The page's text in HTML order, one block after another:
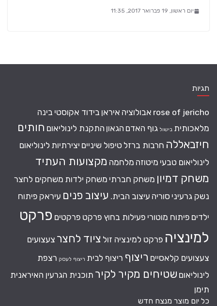
יום ראשון, 19 פברואר 2017, 11:35
תגיות
rose of jericho אבולוציה איראן בידוד אקוסטי בינה
מלאכותית בישול גוף האדם הגאון התקנת לינוליאום חותים
חיזבאללה חרבות ברזל טיפול שיניים יצירתיות לינוליאום
לינוליאום טבעי מיטוזה מלחמה מקצועות העתיד
משחק דמיון משחק חברתי משחק ילדות משחקים לחצר
נשק גרעיני סוריה עיצוב הבית. עיצוב פנים עיראק פיתוח
ילדים פיתוח מוטורי פעילות בחוץ פרקט פרקטים פרקט
למינציה פרקט למינציה זול ציוד לחצר צעצועים
צעצועים קלאסיים ריצוף ריצוף לבית ריצוף לעסק רצפת
לינוליאום שטיחים מקיר לקיר תוכנית הגרעין האיראנית
תימן
כל יום מוצר מנצח חדש